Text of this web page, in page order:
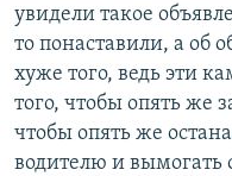
увидели такое
то понаставили, а об
хуже того, ведь эти
того, чтобы опять же
чтобы опять же
водителю и вымогать